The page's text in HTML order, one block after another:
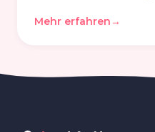
Begriff der
Mehr erfahren →